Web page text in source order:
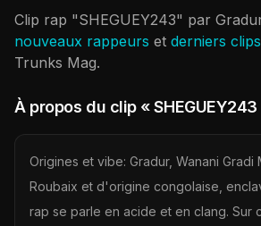
Clip rap "SHEGUEY243" par
nouveaux rappeurs et derniers
Trunks Mag.
À propos du clip« SHEGUEY243
Origines et vibe: Gradur, Wanani Gradi
Roubaix et d'origine congolaise,
rap se parle en acide et en clang. Sur